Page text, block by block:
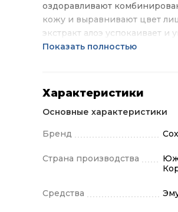
оздоравливают
кожу и выравнивают цвет
экстракт алоэ успокаивает и
Показать полностью
Характеристики
Основные характеристики
Бренд
Страна производства
Средства